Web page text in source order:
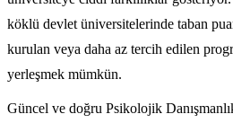
köklü devlet üniversitelerinde taban
kurulan veya daha az tercih edilen
yerleşmek mümkün.
Güncel ve doğru Psikolojik